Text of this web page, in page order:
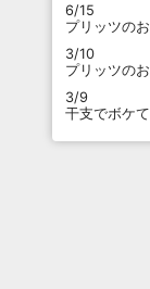
6/15
プリッツの
3/10
プリッツの
3/9
干支でボケ